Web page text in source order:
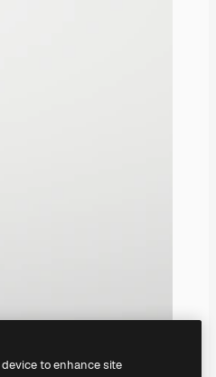
to enhance site